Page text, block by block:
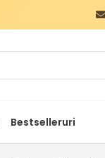
Bestselleruri